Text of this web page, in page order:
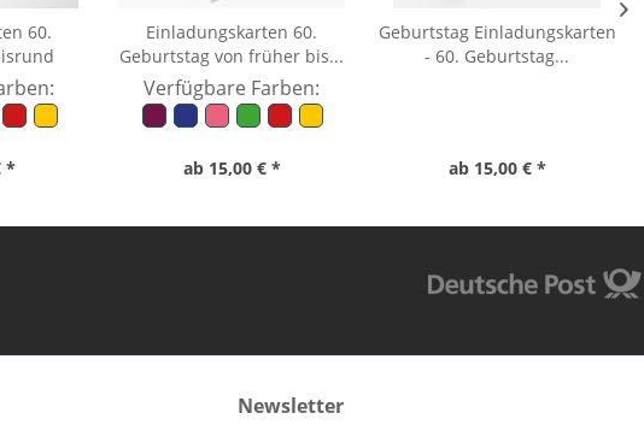
60.
*
Einladungskarten 60.
Geburtstag von früher bis...
Verfügbare Farben:
ab 15,00 € *
Geburtstag Einladungskarten
- 60. Geburtstag...
ab 15,00 € *
Newsletter